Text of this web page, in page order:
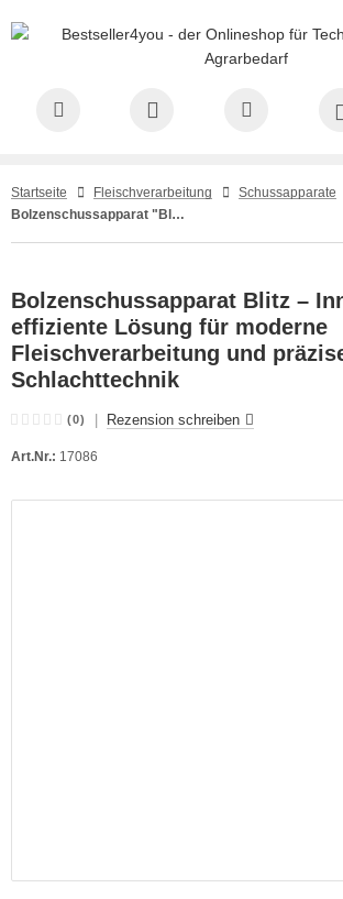
Startseite Fleischverarbeitung
Schussapparate
Bolzenschussapparat "Blitz"
Bolzenschussapparat Blitz –
effiziente Lösung für moderne
Fleischverarbeitung und
Schlachttechnik
(0) Rezension schreiben
Art.Nr.: 17086